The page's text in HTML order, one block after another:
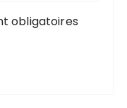
obligatoires